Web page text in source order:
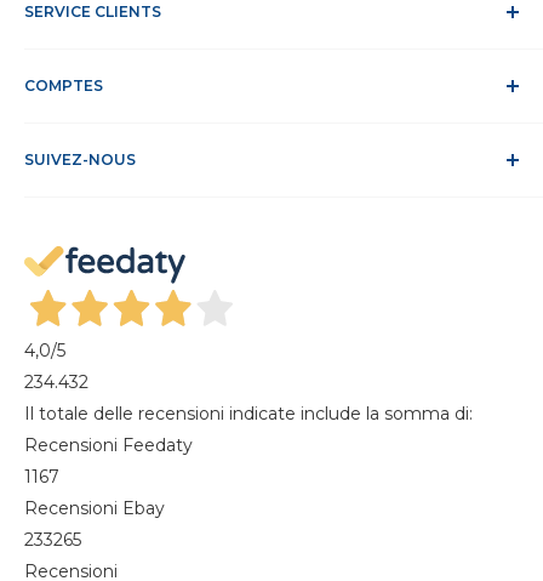
Travaille avec nous
Délais et frais d'expédition
Politique relative aux cookies
SERVICE CLIENTS
Site sécurisé
FAQ
COMPTES
S'identifier
Magazine
SUIVEZ-NOUS
4,0/5
234.432
Il totale delle recensioni indicate include la somma di:
Recensioni Feedaty
1167
Recensioni Ebay
233265
Recensioni